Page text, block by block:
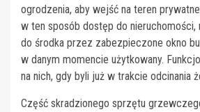
ogrodzenia, aby wejść na teren
w ten sposób dostęp do nieruchomości,
do środka przez zabezpieczone okno
w danym momencie użytkowany.
na nich, gdy byli już w trakcie odcinania
Część skradzionego sprzętu